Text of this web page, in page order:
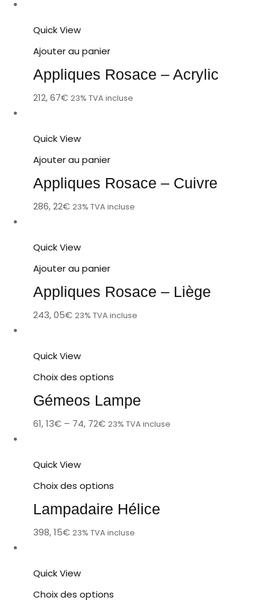
Quick View
Ajouter au panier
Appliques Rosace – Acrylic
212, 67€ 23% TVA incluse
Quick View
Ajouter au panier
Appliques Rosace – Cuivre
286, 22€ 23% TVA incluse
Quick View
Ajouter au panier
Appliques Rosace – Liège
243, 05€ 23% TVA incluse
Quick View
Choix des options
Gémeos Lampe
61, 13€ – 74, 72€ 23% TVA incluse
Quick View
Choix des options
Lampadaire Hélice
398, 15€ 23% TVA incluse
Quick View
Choix des options